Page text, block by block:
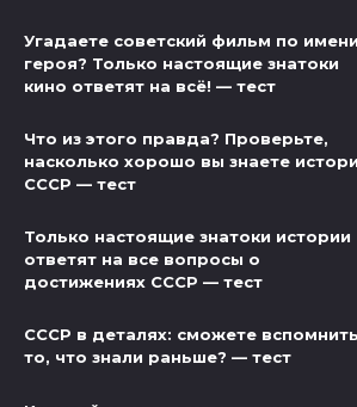
Угадаете советский фильм по имени
героя? Только настоящие знатоки
кино ответят на всё! — тест
Что из этого правда? Проверьте,
насколько хорошо вы знаете
СССР — тест
Только настоящие знатоки истории
ответят на все вопросы о
достижениях СССР — тест
СССР в деталях: сможете вспомнить
то, что знали раньше? — тест